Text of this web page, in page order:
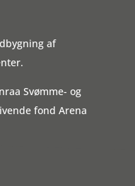
af
Svømme- og
fond Arena